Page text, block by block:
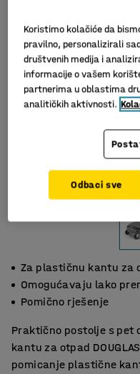
Za plastičnu kantu za
Omogućavaju lako
Pomično rješenje
Praktično postolje s
kantu za otpad
pomicanje plastične
Koristimo kolačiće da
pravilno, personalizirali
društvenih medija i
informacije o vašem
partnerima u oblastima
analitičkih aktivnosti.
Odbaci sve